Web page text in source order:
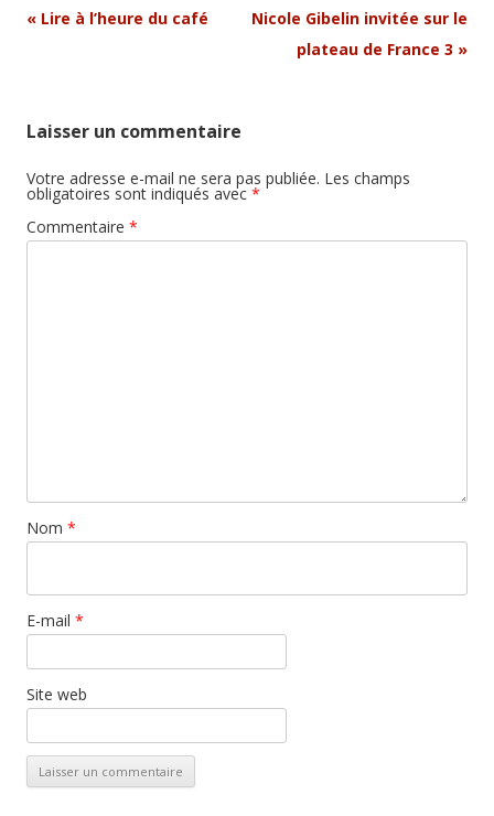
Navigation
« Lire à l’heure du café
Nicole Gibelin invitée sur le
plateau de France 3 »
Laisser un commentaire
Votre adresse e-mail ne sera pas publiée. Les champs
obligatoires sont indiqués avec *
Commentaire *
Nom *
E-mail *
Site web